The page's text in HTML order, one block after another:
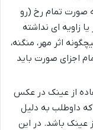
صورت تمام رخ (رو
زاویه ای نداشته
اثر مهر، منگنه،
اجزای صورت باید
از عینک در عکس
داوطلب به دلیل
عینک باشد. در این